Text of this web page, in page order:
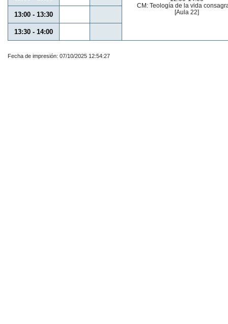
CM: Teología de la vida
[Aula 22]
13:00 - 13:30
13:30 - 14:00
Fecha de impresión: 07/10/2025 12:54:27